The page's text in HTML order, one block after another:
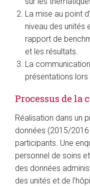
La mise au point
niveau des unités
rapport de
et les résultats.
La
présentations
Processus de la
Réalisation dans un
données (2015/
participants. Une
personnel de soins
des données
des unités et de